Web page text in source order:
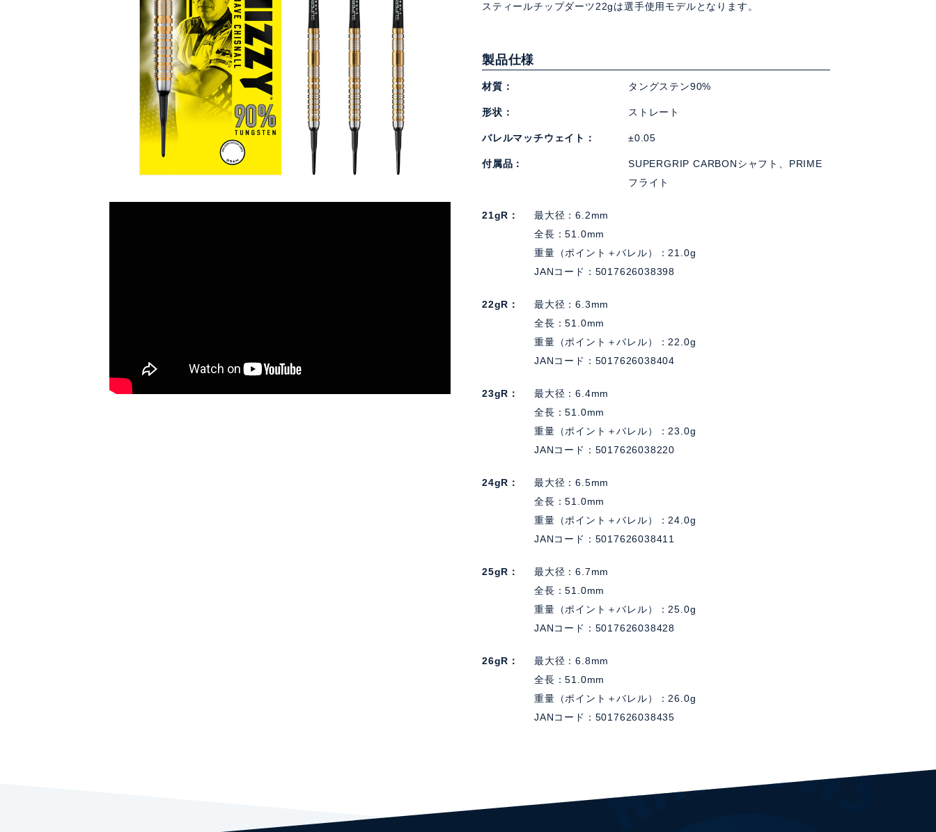
スティールチップダーツ22gは選手使用モデルとなります。
製品仕様
材質 タングステン90%
形状 ストレート
バレルマッチウェイト ±0.05
付属品
SUPERGRIP CARBONシャフト、PRIME
フライト
21gR
最大径：6.2mm
全長：51.0mm
重量（ポイント＋バレル）：21.0g
JANコード：5017626038398
22gR
最大径：6.3mm
全長：51.0mm
重量（ポイント＋バレル）：22.0g
JANコード：5017626038404
23gR
最大径：6.4mm
全長：51.0mm
重量（ポイント＋バレル）：23.0g
JANコード：5017626038220
24gR
最大径：6.5mm
全長：51.0mm
重量（ポイント＋バレル）：24.0g
JANコード：5017626038411
25gR
最大径：6.7mm
全長：51.0mm
重量（ポイント＋バレル）：25.0g
JANコード：5017626038428
26gR
最大径：6.8mm
全長：51.0mm
重量（ポイント＋バレル）：26.0g
JANコード：5017626038435